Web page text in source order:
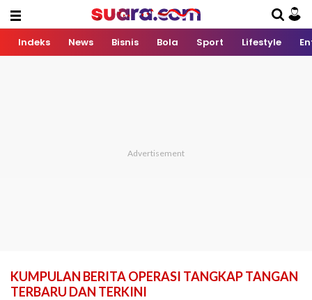
Indeks News Bisnis Bola Sport Lifestyle
KUMPULAN BERITA OPERASI TANGKAP TANGAN
TERBARU DAN TERKINI